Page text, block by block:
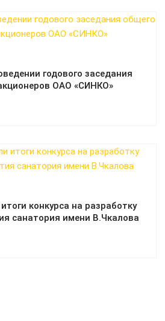
годового заседания
ОАО «СИНКО»
конкурса на разработку
санатория имени В.Чкалова